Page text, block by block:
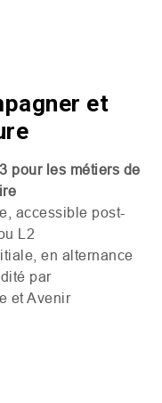
et
pour les métiers de
accessible post-
L2
en alternance
par
et Avenir